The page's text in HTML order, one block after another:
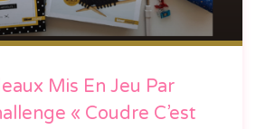
Mis En Jeu Par
« Coudre C’est